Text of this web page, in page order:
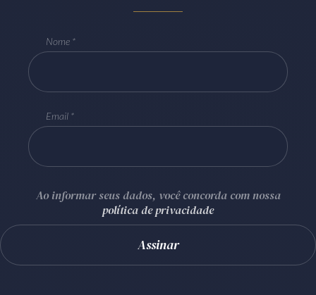
Nome
Email
Ao informar seus dados, você concorda com nossa
política de privacidade